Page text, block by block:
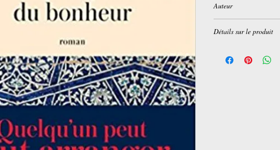
Auteur
Détails sur le produit
Editeur : JC Lattès